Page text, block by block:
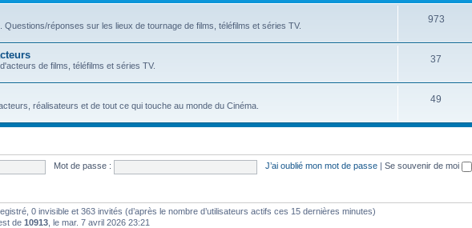
Questions/réponses sur les lieux de tournage de films, téléfilms et séries TV.
973
de films, téléfilms et séries TV.
37
réalisateurs et de tout ce qui touche au monde du Cinéma.
49
Mot de passe : J’ai oublié mon mot de passe Se souvenir de moi
0 invisible et 363 invités (d’après le nombre d’utilisateurs actifs ces 15 dernières minutes)
de 10913 , le mar. 7 avril 2026 23:21